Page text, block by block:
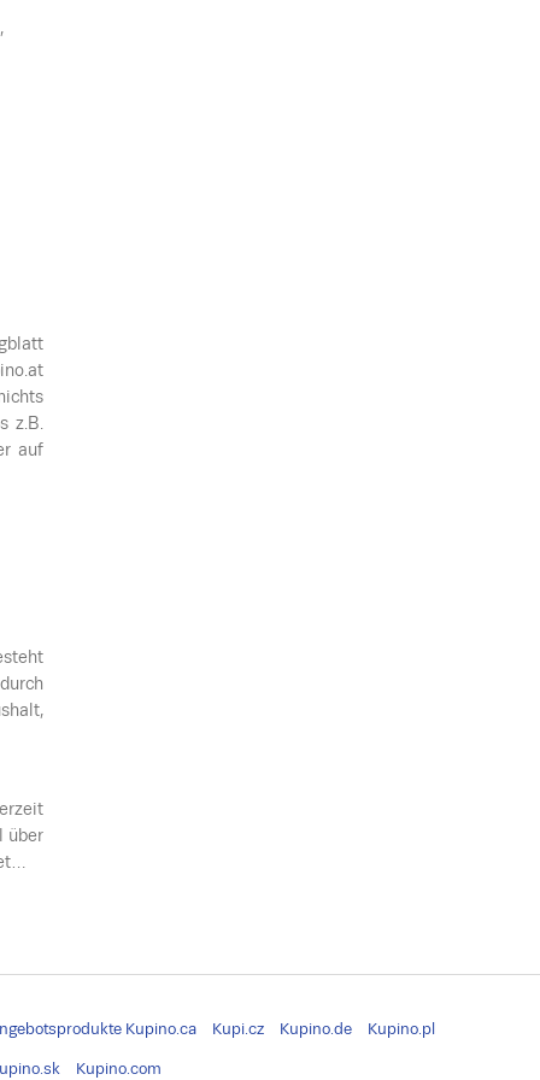
z.B.
auf
über
Kupino.ca Kupi.cz Kupino.de Kupino.pl
Kupino.com